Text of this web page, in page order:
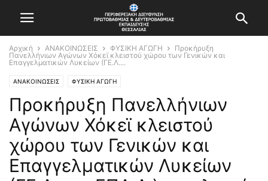
Αρχική ΑΝΑΚΟΙΝΩΣΕΙΣ ΦΥΣΙΚΗ ΑΓΩΓΗ
Προκήρυξη
Πανελλήνιων Αγώνων Χόκεϊ κλειστού χώρου των Γενικών και
Επαγγελματικών Λυκείων (ΓΕ.Λ....
ΑΝΑΚΟΙΝΩΣΕΙΣ ΦΥΣΙΚΗ ΑΓΩΓΗ
Προκήρυξη Πανελλήνιων
Αγώνων Χόκεϊ κλειστού
χώρου των Γενικών και
Επαγγελματικών Λυκείων